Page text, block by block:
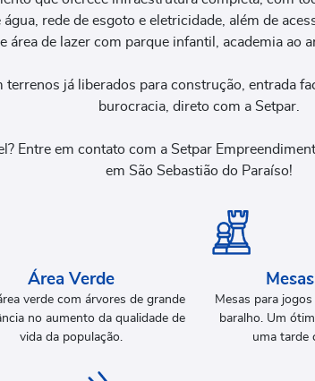
água, rede de esgoto e eletricidade, além de
área de lazer com parque infantil, academia ao
terrenos já liberados para construção, entrada
burocracia, direto com a Setpar.
Entre em contato com a Setpar
em São Sebastião do Paraíso!
Área Verde
verde com árvores de grande
no aumento da qualidade de
vida da população.
Mesas para
baralho. Um
uma tarde